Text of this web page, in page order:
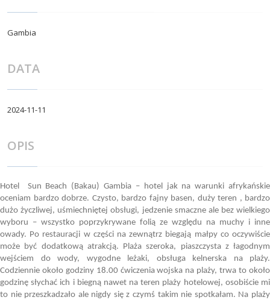
Gambia
DATA
2024-11-11
OPIS
Hotel Sun Beach (Bakau) Gambia – hotel jak na warunki afrykańskie
oceniam bardzo dobrze. Czysto, bardzo fajny basen, duży teren , bardzo
dużo życzliwej, uśmiechniętej obsługi, jedzenie smaczne ale bez wielkiego
wyboru – wszystko poprzykrywane folią ze względu na muchy i inne
owady. Po restauracji w części na zewnątrz biegają małpy co oczywiście
może być dodatkową atrakcją. Plaża szeroka, piaszczysta z łagodnym
wejściem do wody, wygodne leżaki, obsługa kelnerska na plaży.
Codziennie około godziny 18.00 ćwiczenia wojska na plaży, trwa to około
godzinę słychać ich i biegną nawet na teren plaży hotelowej, osobiście mi
to nie przeszkadzało ale nigdy się z czymś takim nie spotkałam. Na plaży